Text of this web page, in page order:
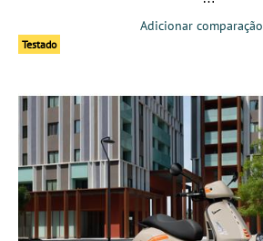
Adicionar comparação
Testado